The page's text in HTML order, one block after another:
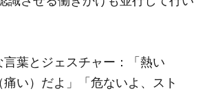
葉とジェスチャー：「熱い
痛い）だよ」「危ないよ、スト